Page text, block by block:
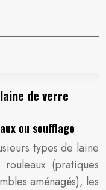
de verre
ou soufflage
types de laine
(pratiques
aménagés), les